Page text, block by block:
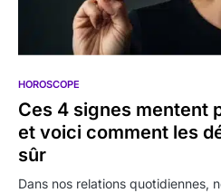
HOROSCOPE
Ces 4 signes mentent
et voici comment les
sûr
Dans nos relations quotidiennes,